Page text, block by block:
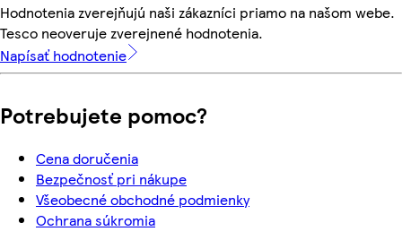
Hodnotenia zverejňujú naši zákazníci priamo na našom webe.
Tesco neoveruje zverejnené hodnotenia.
Napísať hodnotenie
Potrebujete pomoc?
Cena doručenia
Bezpečnosť pri nákupe
Všeobecné obchodné podmienky
Ochrana súkromia